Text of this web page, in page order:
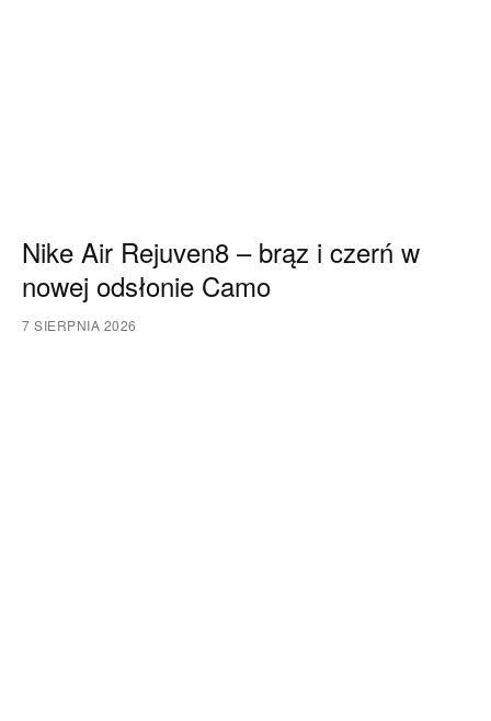
Nike Air Rejuven8 – brąz i czerń w
nowej odsłonie Camo
7 SIERPNIA 2026